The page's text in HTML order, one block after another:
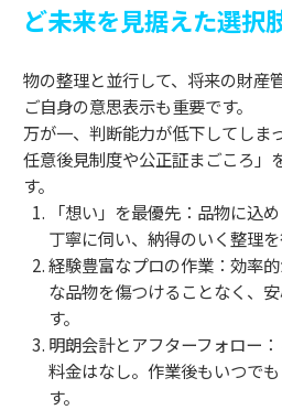
ど未来を見据えた選択
物の整理と並行して、将来の財産
ご自身の意思表示も重要です。
万が一、判断能力が低下してしま
任意後見制度や公正証まごころ」
す。
「想い」を最優先：品物に込
丁寧に伺い、納得のいく整理を
経験豊富なプロの作業：効率
な品物を傷つけることなく、
す。
明朗会計とアフターフォロー
料金はなし。作業後もいつで
す。